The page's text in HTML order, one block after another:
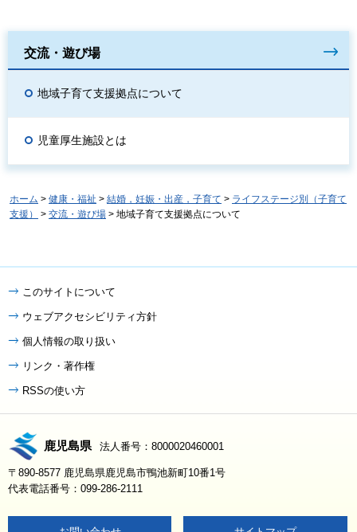
交流・遊び場
地域子育て支援拠点について
児童厚生施設とは
ホーム > 健康・福祉 > 結婚，妊娠・出産，子育て > ライフステージ別（子育て
支援）
> 交流・遊び場 > 地域子育て支援拠点について
このサイトについて
ウェブアクセシビリティ方針
個人情報の取り扱い
リンク・著作権
RSSの使い方
鹿児島県 法人番号：8000020460001
〒890-8577 鹿児島県鹿児島市鴨池新町10番1号
代表電話番号：099-286-2111